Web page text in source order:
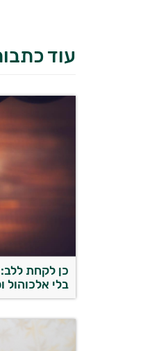
עוד
כן לקחת ללב:
בלי אלכוהול